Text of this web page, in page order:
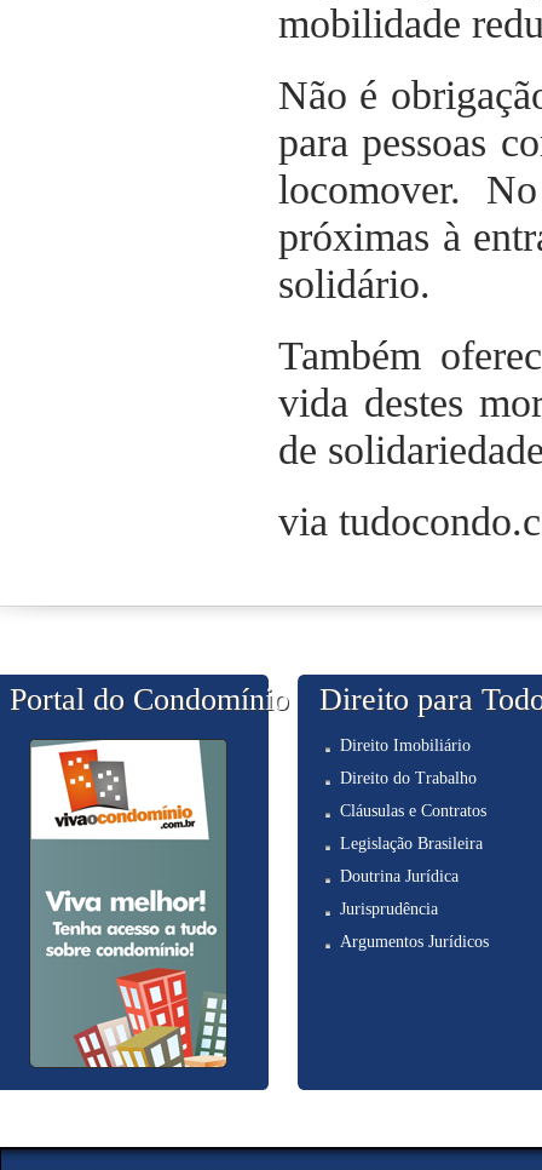
mobilidade
Não é
para pessoas
locomover.
próximas à
solidário.
Também
vida destes
de
via
Portal do Condomínio Direito para
Direito Imobiliário
Direito do Trabalho
Cláusulas e Contratos
Legislação Brasileira
Doutrina Jurídica
Jurisprudência
Argumentos Jurídicos